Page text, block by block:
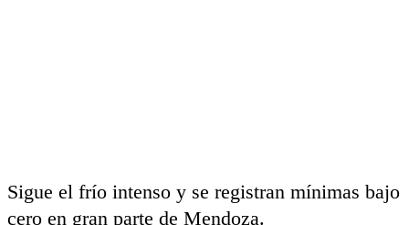
Sigue el frío intenso y se registran mínimas bajo
cero en gran parte de Mendoza.